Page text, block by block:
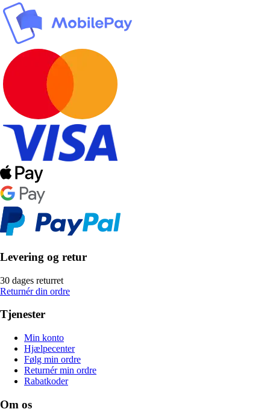
Levering og retur
30 dages returret
Returnér din ordre
Tjenester
Min konto
Hjælpecenter
Følg min ordre
Returnér min ordre
Rabatkoder
Om os